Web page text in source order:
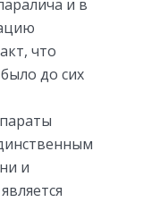
и в
что
до сих
и